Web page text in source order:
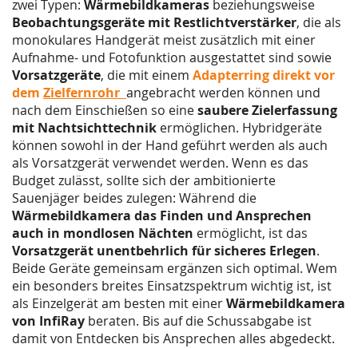
zwei Typen: Wärmebildkameras beziehungsweise
Beobachtungsgeräte mit Restlichtverstärker, die als
monokulares Handgerät meist zusätzlich mit einer
Aufnahme- und Fotofunktion ausgestattet sind sowie
Vorsatzgeräte, die mit einem Adapterring direkt vor
dem Zielfernrohr angebracht werden können und
nach dem Einschießen so einesaubere Zielerfassung
mit Nachtsichttechnik ermöglichen. Hybridgeräte
können sowohl in der Hand geführt werden als auch
als Vorsatzgerät verwendet werden. Wenn es das
Budget zulässt, sollte sich der ambitionierte
Sauenjäger beides zulegen: Während die
Wärmebildkamera das Finden und Ansprechen
auch in mondlosen Nächten ermöglicht, ist das
Vorsatzgerät unentbehrlich für sicheres Erlegen.
Beide Geräte gemeinsam ergänzen sich optimal. Wem
ein besonders breites Einsatzspektrum wichtig ist, ist
als Einzelgerät am besten mit einerWärmebildkamera
von InfiRay beraten. Bis auf die Schussabgabe ist
damit von Entdecken bis Ansprechen alles abgedeckt.